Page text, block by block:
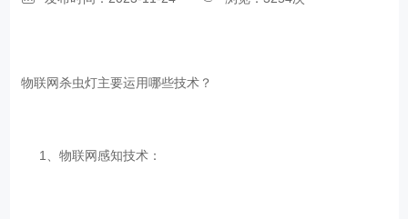
物联网杀虫灯主要运用哪些技术？
1、物联网感知技术：